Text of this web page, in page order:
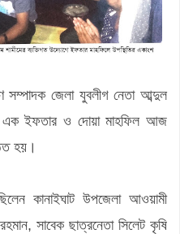
সম্পাদক জেলা যুবলীগ নেতা আব্দুল
এক ইফতার ও দোয়া মাহফিল আজ
হয়।
কানাইঘাট উপজেলা আওয়ামী
সাবেক ছাত্রনেতা সিলেট কৃষি